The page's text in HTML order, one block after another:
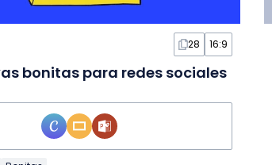
28 16:9
bonitas para redes sociales